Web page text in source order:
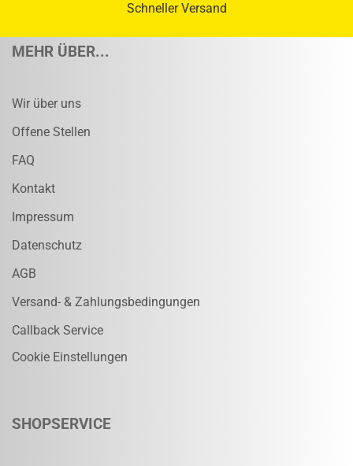
Schneller Versand
MEHR ÜBER...
Wir über uns
Offene Stellen
FAQ
Kontakt
Impressum
Datenschutz
AGB
Versand- & Zahlungsbedingungen
Callback Service
Cookie Einstellungen
SHOPSERVICE